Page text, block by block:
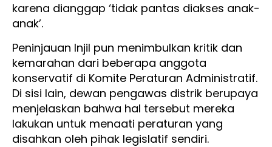
karena dianggap ‘tidak pantas diakses anak-
anak’.
Peninjauan Injil pun menimbulkan kritik dan
kemarahan dari beberapa anggota
konservatif di Komite Peraturan Administratif.
Di sisi lain, dewan pengawas distrik berupaya
menjelaskan bahwa hal tersebut mereka
lakukan untuk menaati peraturan yang
disahkan oleh pihak legislatif sendiri.